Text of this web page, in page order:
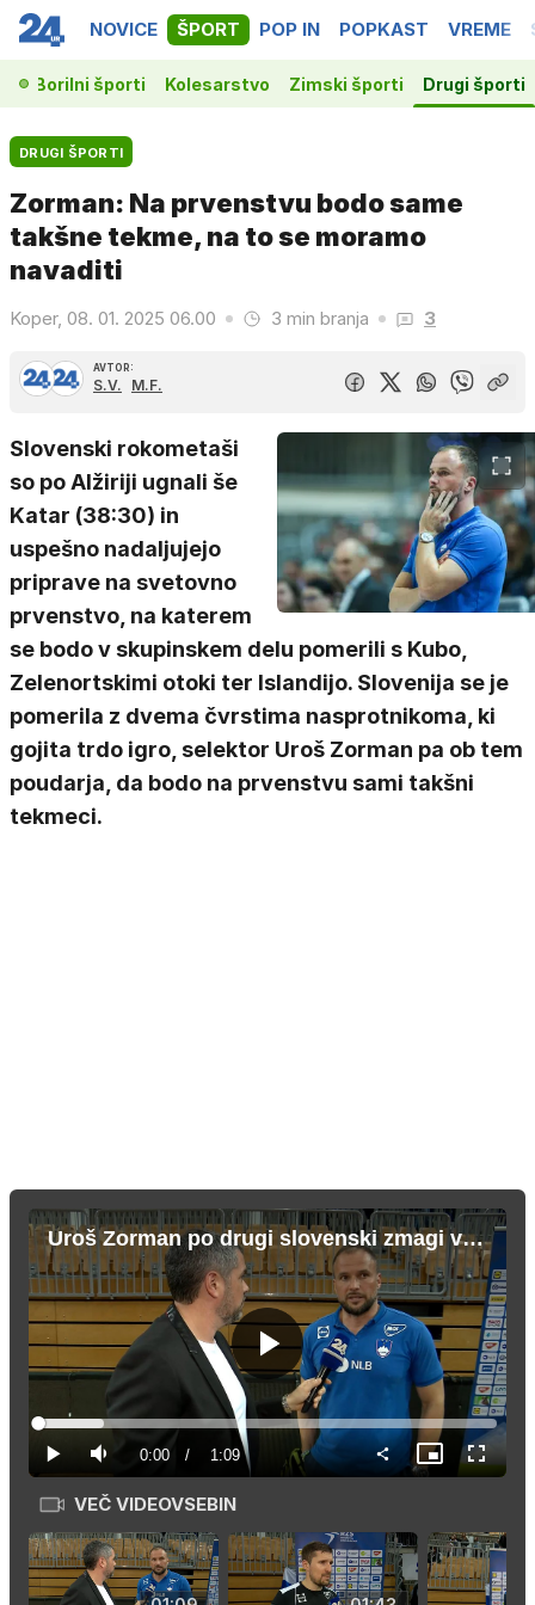
NOVICE ŠPORT POP IN POPKAST VREME
Borilni športi Kolesarstvo Zimski športi Drugi športi
DRUGI ŠPORTI
Zorman: Na prvenstvu bodo same
takšne tekme, na to se moramo
navaditi
Koper, 08. 01. 2025 06.00 3 min branja 3
AVTOR:
S.V. M.F.
Slovenski rokometaši
so po Alžiriji ugnali še
Katar (38:30) in
uspešno nadaljujejo
priprave na svetovno
prvenstvo, na katerem
se bodo v skupinskem delu pomerili s Kubo,
Zelenortskimi otoki ter Islandijo. Slovenija se je
pomerila z dvema čvrstima nasprotnikoma, ki
gojita trdo igro, selektor Uroš Zorman pa ob tem
poudarja, da bodo na prvenstvu sami takšni
tekmeci.
Uroš Zorman po drugi slovenski zmagi v pripravah na SP
Predvajaj
PredvajajTiho Current
Time
0:00 / Duration
1:09
Loaded:
14.37%
Slika
v
način
VEČ VIDEOVSEBIN